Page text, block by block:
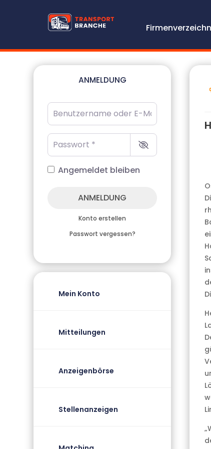
ANMELDUNG
Benutzername oder E-Mail-Adresse
Passwort
Angemeldet bleiben
ANMELDUNG
Konto erstellen
Passwort vergessen?
Mein Konto
Mitteilungen
Anzeigenbörse
Stellenanzeigen